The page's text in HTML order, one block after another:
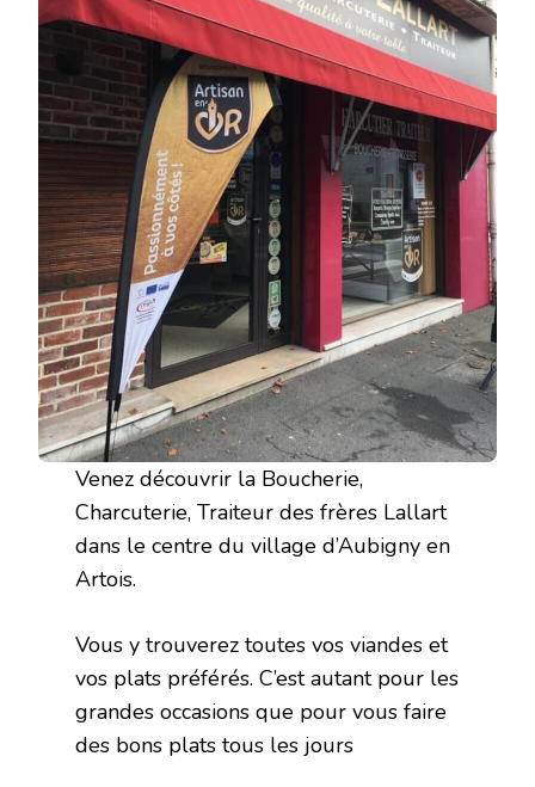
Venez découvrir la Boucherie,
Charcuterie, Traiteur des frères Lallart
dans le centre du village d’Aubigny en
Artois.
Vous y trouverez toutes vos viandes et
vos plats préférés. C’est autant pour les
grandes occasions que pour vous faire
des bons plats tous les jours